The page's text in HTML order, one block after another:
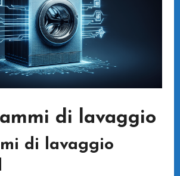
di lavaggio
di lavaggio